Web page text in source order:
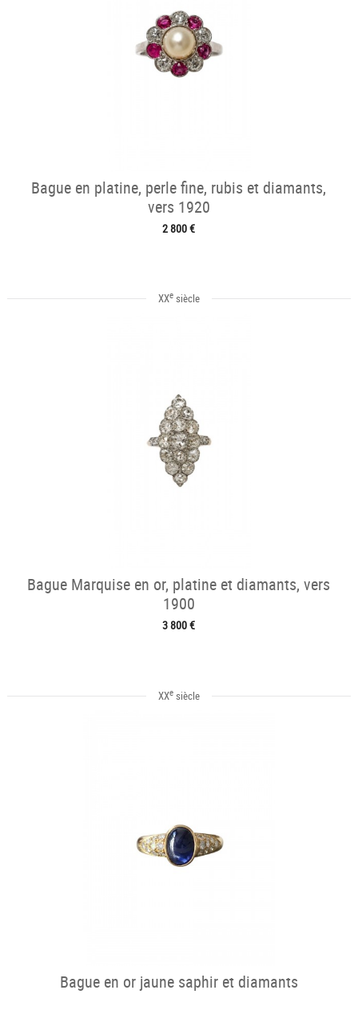
Bague en platine, perle fine, rubis et diamants,
vers 1920
2 800 €
XXesiècle
Bague Marquise en or, platine et diamants, vers
1900
3 800 €
XXesiècle
Bague en or jaune saphir et diamants